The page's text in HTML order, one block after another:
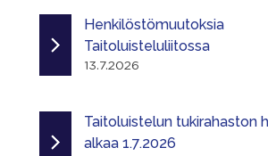
Henkilöstömuutoksia
Taitoluisteluliitossa
13.7.2026
Taitoluistelun tukirahaston
alkaa 1.7.2026